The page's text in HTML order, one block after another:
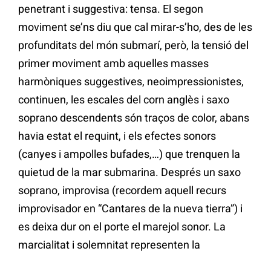
penetrant i suggestiva: tensa. El segon
moviment se’ns diu que cal mirar-s’ho, des de les
profunditats del món submarí, però, la tensió del
primer moviment amb aquelles masses
harmòniques suggestives, neoimpressionistes,
continuen, les escales del corn anglès i saxo
soprano descendents són traços de color, abans
havia estat el requint, i els efectes sonors
(canyes i ampolles bufades,…) que trenquen la
quietud de la mar submarina. Després un saxo
soprano, improvisa (recordem aquell recurs
improvisador en “Cantares de la nueva tierra”) i
es deixa dur on el porte el marejol sonor. La
marcialitat i solemnitat representen la